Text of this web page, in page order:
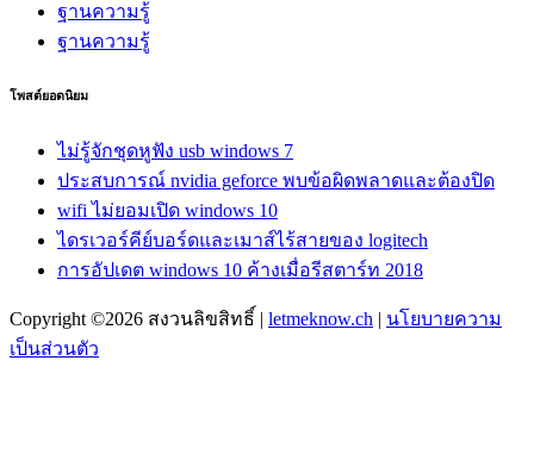
ฐานความรู้
ฐานความรู้
โพสต์ยอดนิยม
ไม่รู้จักชุดหูฟัง usb windows 7
ประสบการณ์ nvidia geforce พบข้อผิดพลาดและต้องปิด
wifi ไม่ยอมเปิด windows 10
ไดรเวอร์คีย์บอร์ดและเมาส์ไร้สายของ logitech
การอัปเดต windows 10 ค้างเมื่อรีสตาร์ท 2018
Copyright ©2026 สงวนลิขสิทธิ์ | letmeknow.ch | นโยบายความ
เป็นส่วนตัว